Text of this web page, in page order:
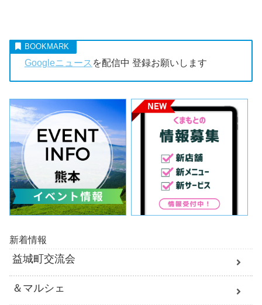
Googleニュース を配信中 登録お願いします
新着情報
益城町交流会
＆マルシェ